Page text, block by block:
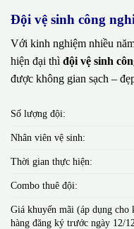
Đội vệ sinh công
Với kinh nghiệm nhiều
hiện đại thì đội vệ sinh
được không gian sạch –
Số lượng đội:
Nhân viên vệ sinh:
Thời gian thực hiện:
Combo thuê đội:
Giá khuyến mãi (áp dụng cho
hàng đăng ký trước ngày 12/